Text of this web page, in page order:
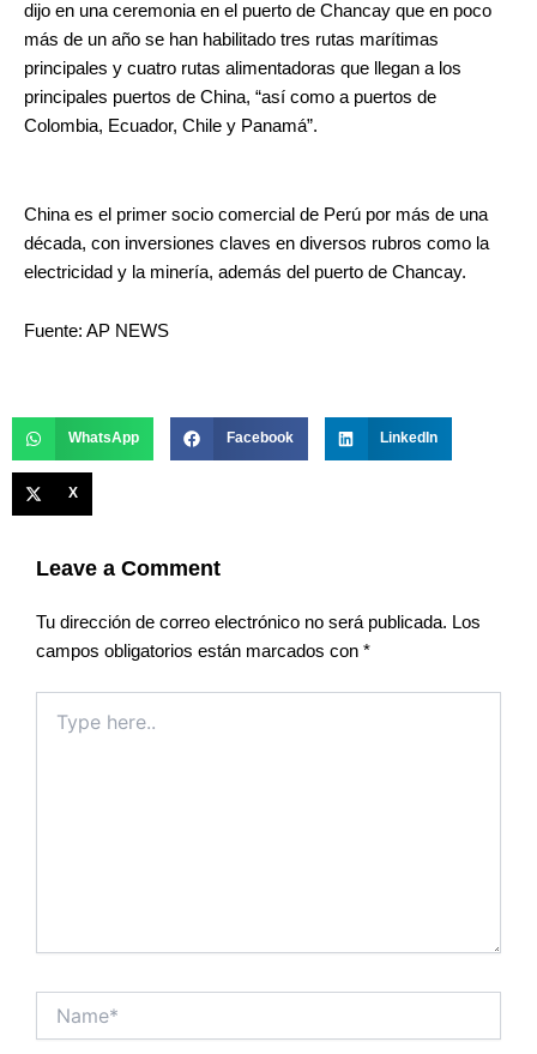
dijo en una ceremonia en el puerto de Chancay que en poco
más de un año se han habilitado tres rutas marítimas
principales y cuatro rutas alimentadoras que llegan a los
principales puertos de China, “así como a puertos de
Colombia, Ecuador, Chile y Panamá”.
China es el primer socio comercial de Perú por más de una
década, con inversiones claves en diversos rubros como la
electricidad y la minería, además del puerto de Chancay.
Fuente: AP NEWS
WhatsApp Facebook LinkedIn
X
Leave a Comment
Tu dirección de correo electrónico no será publicada. Los
campos obligatorios están marcados con *
here..